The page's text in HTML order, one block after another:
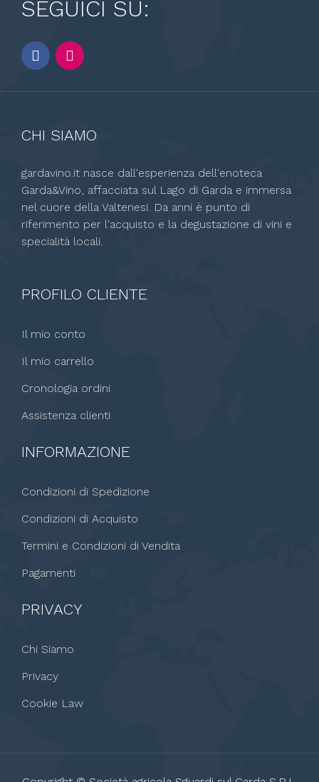
SEGUICI SU:
CHI SIAMO
gardavino.it nasce dall'esperienza dell'enoteca
Garda&Vino, affacciata sul Lago di Garda e immersa
nel cuore della Valtenesi. Da anni è punto di
riferimento per l'acquisto e la degustazione di vini e
specialità locali.
PROFILO CLIENTE
Il mio conto
Il mio carrello
Cronologia ordini
Assistenza clienti
INFORMAZIONE
Condizioni di Spedizione
Condizioni di Acquisto
Termini e Condizioni di Vendita
Pagamenti
PRIVACY
Chi Siamo
Privacy
Cookie Law